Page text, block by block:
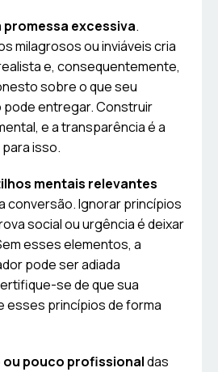
promessa excessiva.
milagrosos ou inviáveis cria
e, consequentemente,
sobre o que seu
entregar. Construir
e a transparência é a
isso.
mentais relevantes
conversão. Ignorar princípios
social ou urgência é deixar
esses elementos, a
pode ser adiada
se de que sua
esses princípios de forma
pouco profissionaldas